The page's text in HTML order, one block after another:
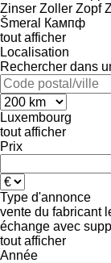
Zinser Zoller Zopf
Šmeral
Кампф
tout afficher
Localisation
Rechercher dans
Luxembourg
tout afficher
Prix
Type d'annonce
vente du fabricant
échange avec
tout afficher
Année